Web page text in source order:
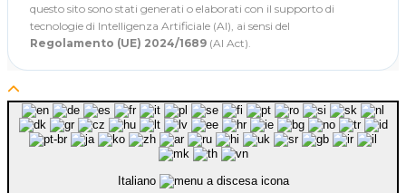
questo sito sono stati generati o elaborati con il supporto di
tecnologie di Intelligenza Artificiale (AI), ai sensi del
Regolamento (UE) 2024/1689 (AI Act).
Italiano